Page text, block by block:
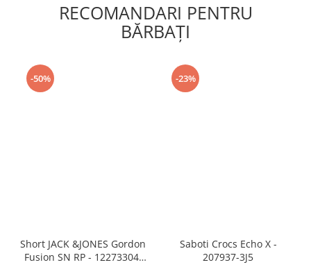
RECOMANDARI PENTRU
BĂRBAŢI
-50%
Short JACK &JONES Gordon
Fusion SN RP - 12273304-
-23%
Saboti Crocs Echo X -
207937-3J5